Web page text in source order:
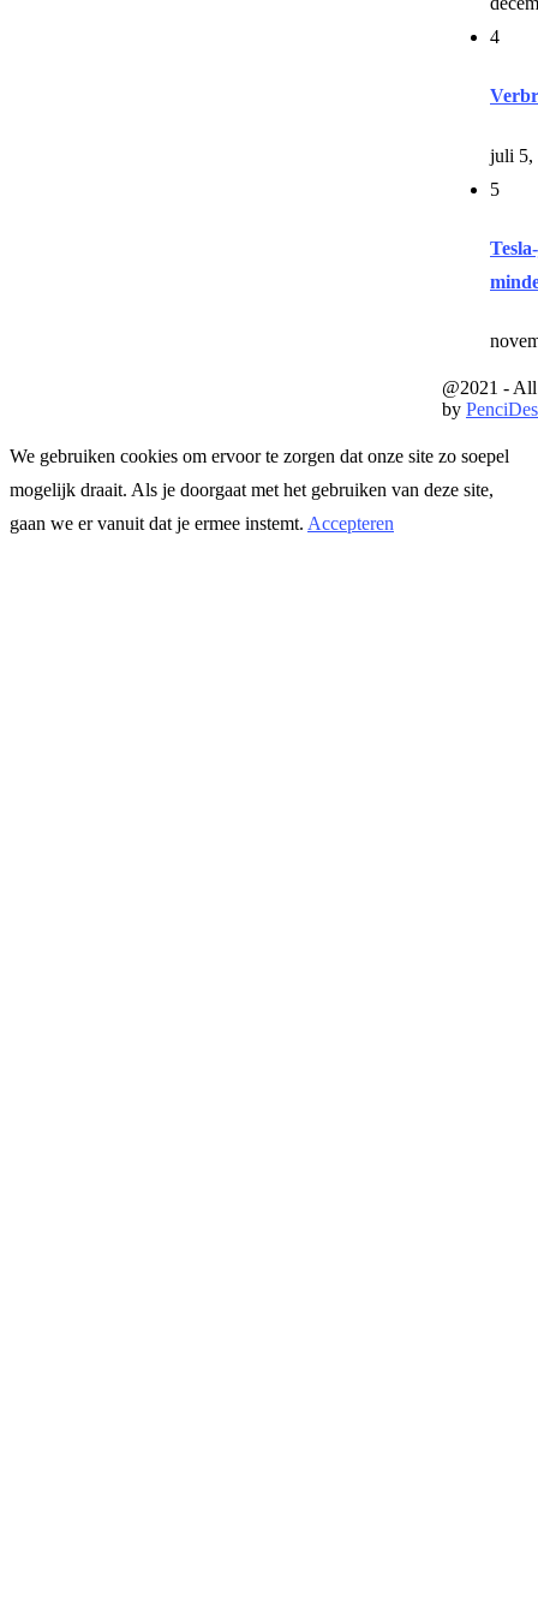
4
juli 5,
5
@2021 -
by
We gebruiken cookies om ervoor te zorgen dat onze site zo soepel
mogelijk draait. Als je doorgaat met het gebruiken van deze site,
gaan we er vanuit dat je ermee instemt. Accepteren